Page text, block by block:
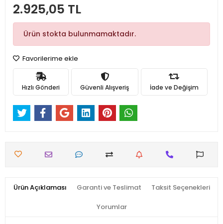
2.925,05 TL
Ürün stokta bulunmamaktadır.
Favorilerime ekle
Hızlı Gönderi Güvenli Alışveriş İade ve Değişim
Ürün Açıklaması Garanti ve Teslimat Taksit Seçenekleri
Yorumlar